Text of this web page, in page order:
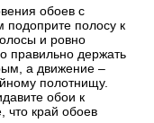
обоев с
полосу к
и ровно
правильно держать
а движение –
полотнищу.
обои к
что край обоев